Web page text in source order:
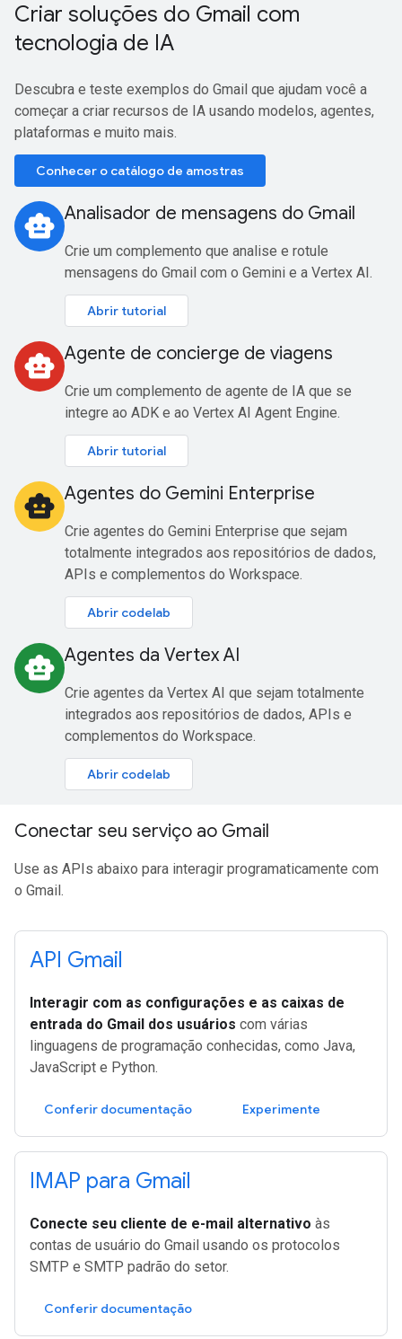
Criar soluções do Gmail com
tecnologia de IA
Descubra e teste exemplos do Gmail que ajudam você a
começar a criar recursos de IA usando modelos, agentes,
plataformas e muito mais.
Conhecer o catálogo de amostras
smart_toy Analisador de mensagens do Gmail
Crie um complemento que analise e rotule
mensagens do Gmail com o Gemini e a Vertex AI.
Abrir tutorial
smart_toy Agente de concierge de viagens
Crie um complemento de agente de IA que se
integre ao ADK e ao Vertex AI Agent Engine.
Abrir tutorial
smart_toy Agentes do Gemini Enterprise
Crie agentes do Gemini Enterprise que sejam
totalmente integrados aos repositórios de dados,
APIs e complementos do Workspace.
Abrir codelab
smart_toy Agentes da Vertex AI
Crie agentes da Vertex AI que sejam totalmente
integrados aos repositórios de dados, APIs e
complementos do Workspace.
Abrir codelab
Conectar seu serviço ao Gmail
Use as APIs abaixo para interagir programaticamente com
o Gmail.
API Gmail
Interagir com as configurações e as caixas de
entrada do Gmail dos usuários com várias
linguagens de programação conhecidas, como Java,
JavaScript e Python.
Conferir documentação Experimente
IMAP para Gmail
Conecte seu cliente de e-mail alternativo às
contas de usuário do Gmail usando os protocolos
SMTP e SMTP padrão do setor.
Conferir documentação